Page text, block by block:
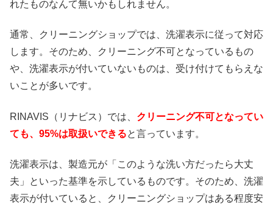
れたものなんて無いかもしれません。
通常、クリーニングショップでは、洗濯表示に従って対応
します。そのため、クリーニング不可となっているもの
や、洗濯表示が付いていないものは、受け付けてもらえな
いことが多いです。
RINAVIS（リナビス）では、 クリーニング不可となってい
ても、95%は取扱いできると言っています。
洗濯表示は、製造元が「このような洗い方だったら大丈
夫」といった基準を示しているものです。そのため、洗濯
表示が付いていると、クリーニングショップはある程度安